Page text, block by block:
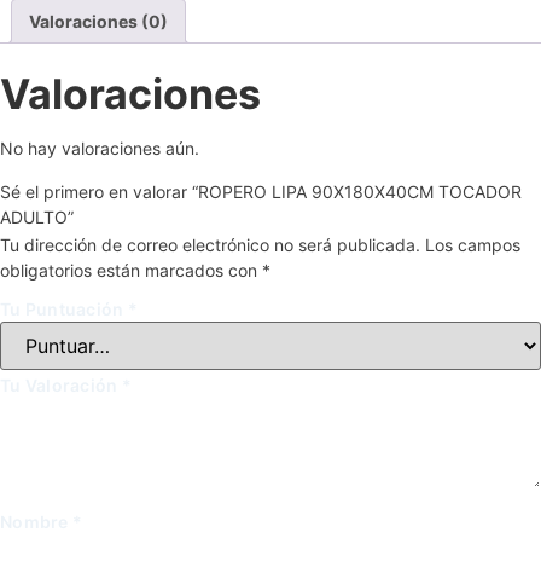
Valoraciones (0)
Valoraciones
No hay valoraciones aún.
Sé el primero en valorar “ROPERO LIPA 90X180X40CM TOCADOR
ADULTO”
Tu dirección de correo electrónico no será publicada. Los campos
obligatorios están marcados con *